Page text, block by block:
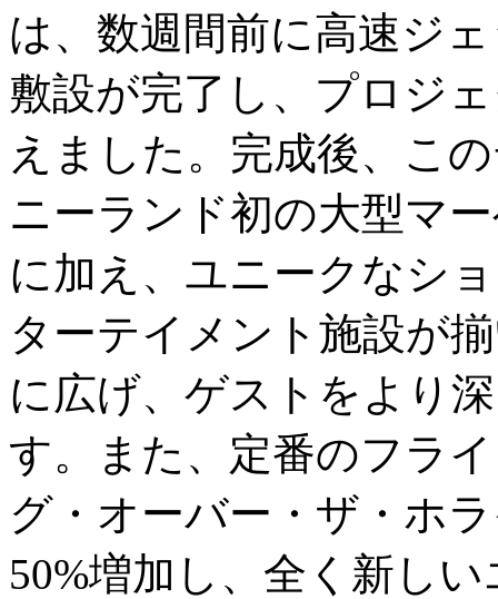
は、数週間前に高速ジ
敷設が完了し、プロジ
えました。完成後、こ
ニーランド初の大型マ
に加え、ユニークなシ
ターテイメント施設が
に広げ、ゲストをより
す。また、定番のフラ
グ・オーバー・ザ・ホ
50%増加し、全く新し